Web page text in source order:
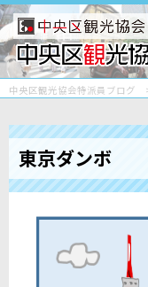
中央区観光協会特派員ブログ
東京ダンボ